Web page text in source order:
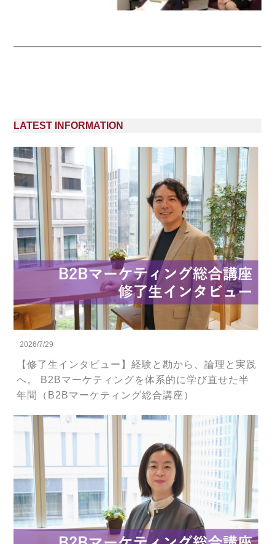
LATEST INFORMATION
2026/7/29
【修了生インタビュー】経験と勘から、論理と実践
へ。 B2Bマーケティングを体系的に学び直せた半
年間（B2Bマーケティング総合講座）